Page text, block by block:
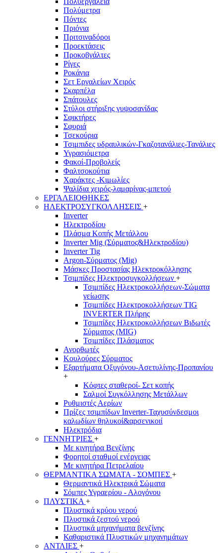
Πολύμετρα
Πόντες
Πριόνια
Πριτσιναδόροι
Προεκτάσεις
Προκοβγάλτες
Ρίγες
Ροκάνια
Σετ Εργαλείων Χειρός
Σκαρπέλα
Σπάτουλες
Στύλοι στήριξης γυψοσανίδας
Σφικτήρες
Σφυριά
Τσεκούρια
Τσιμπιδες υδραυλικών-Γκαζοτανάλιες-Τανάλιες
Υγρασιόμετρα
Φακοί-Προβολείς
Φαλτσοκούτια
Χαράκτες -Κιμωλίες
Ψαλίδια χειρός-λαμαρίνας-μπετού
ΕΡΓΑΛΕΙΟΘΗΚΕΣ
ΗΛΕΚΤΡΟΣΥΓΚΟΛΛΗΣΕΙΣ +
Inverter
Ηλεκτροδίου
Πλάσμα Κοπής Μετάλλου
Inverter Mig (Σύρματος&Ηλεκτροδίου)
Inverter Tig
Argon-Σύρματος (Mig)
Μάσκες Προστασίας Ηλεκτροκόλλησης
Τσιμπίδες Ηλεκτροσυγκολλήσεων +
Τσιμπίδες Ηλεκτροκολλήσεων-Σώματα
γείωσης
Τσιμπίδες Ηλεκτροκολλήσεων TIG
INVERTER Πλήρης
Τσιμπίδες Ηλεκτροκολλήσεων Βιδωτές
Σύρματος (MIG)
Τσιμπίδες Πλάσματος
Ανορθωτές
Κουλούρες Σύρματος
Εξαρτήματα Οξυγόνου-Ασετυλίνης-Προπανίου
+
Κόφτες σταθεροί- Σετ κοπής
Σαλμοί Συγκόλλησης Μετάλλων
Ρυθμιστές Αερίων
Πρίζες τσιμπίδων Inverter-Ταχυσύνδεσμοι
καλωδίων θηλυκοί&αρσενικοιί
Ηλεκτρόδια
ΓΕΝΝΗΤΡΙΕΣ +
Με κινητήρα Βενζίνης
Φορητοί σταθμοί ενέργειας
Με κινητήρα Πετρελαίου
ΘΕΡΜΑΝΤΙΚΑ ΣΩΜΑΤΑ - ΣΟΜΠΕΣ +
Θερμαντικά Ηλεκτρικά Σώματα
Σόμπες Υγραερίου - Αλογόνου
ΠΛΥΣΤΙΚΑ +
Πλυστικά κρύου νερού
Πλυστικά ζεστού νερού
Πλυστικά μηχανήματα βενζίνης
Καθαριστικά Πλυστικών μηχανημάτων
ΑΝΤΛΙΕΣ +